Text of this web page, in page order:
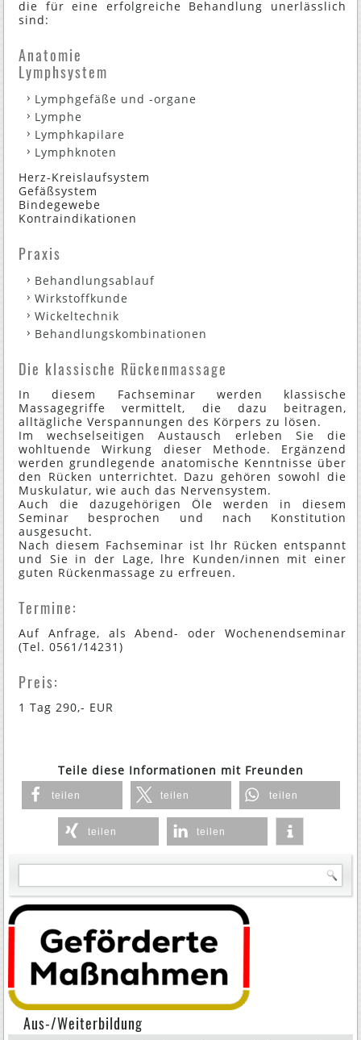
die für eine erfolgreiche Behandlung unerlässlich
sind:
Anatomie
Lymphsystem
Lymphgefäße und -organe
Lymphe
Lymphkapilare
Lymphknoten
Herz-Kreislaufsystem
Gefäßsystem
Bindegewebe
Kontraindikationen
Praxis
Behandlungsablauf
Wirkstoffkunde
Wickeltechnik
Behandlungskombinationen
Die klassische Rückenmassage
In diesem Fachseminar werden klassische
Massagegriffe vermittelt, die dazu beitragen,
alltägliche Verspannungen des Körpers zu lösen.
Im wechselseitigen Austausch erleben Sie die
wohltuende Wirkung dieser Methode. Ergänzend
werden grundlegende anatomische Kenntnisse über
den Rücken unterrichtet. Dazu gehören sowohl die
Muskulatur, wie auch das Nervensystem.
Auch die dazugehörigen Öle werden in diesem
Seminar besprochen und nach Konstitution
ausgesucht.
Nach diesem Fachseminar ist lhr Rücken entspannt
und Sie in der Lage, lhre Kunden/innen mit einer
guten Rückenmassage zu erfreuen.
Termine:
Auf Anfrage, als Abend- oder Wochenendseminar
(Tel. 0561/14231)
Preis:
1 Tag 290,- EUR
Teile diese Informationen mit Freunden
teilen teilen teilen
teilen teilen
Aus-/Weiterbildung